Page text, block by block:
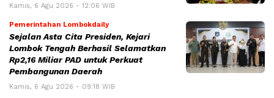
Kamis, 6 Agu 2026 - 12:06 WIB
Pemerintahan Lombokdaily
Sejalan Asta Cita Presiden, Kejari
Lombok Tengah Berhasil Selamatkan
Rp2,16 Miliar PAD untuk Perkuat
Pembangunan Daerah
Kamis, 6 Agu 2026 - 09:18 WIB